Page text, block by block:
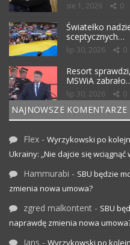
sie 1, 2026 0
Światełko
sceptycznych…
lip 30, 2026 0
Resort
MSWiA
lip 30, 2026 0
NAJNOWSZE KOMENTARZE
Flex - Wyrzykowski po
Ukrainy: „Nie dajcie się wciągnąć
Hammurabi - SBU będzie
zmienia nowa umowa?
zgred malkontent - SBU
naprawdę zmienia nowa
Jans - Wyrzykowski po